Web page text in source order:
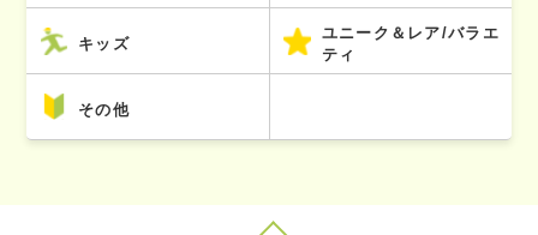
キッズ
ユニーク＆レア/バラエ
ティ
その他